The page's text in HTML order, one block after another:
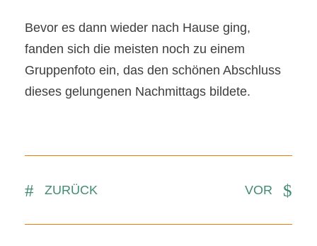
Bevor es dann wieder nach Hause ging,
fanden sich die meisten noch zu einem
Gruppenfoto ein, das den schönen Abschluss
dieses gelungenen Nachmittags bildete.
ZURÜCK VOR